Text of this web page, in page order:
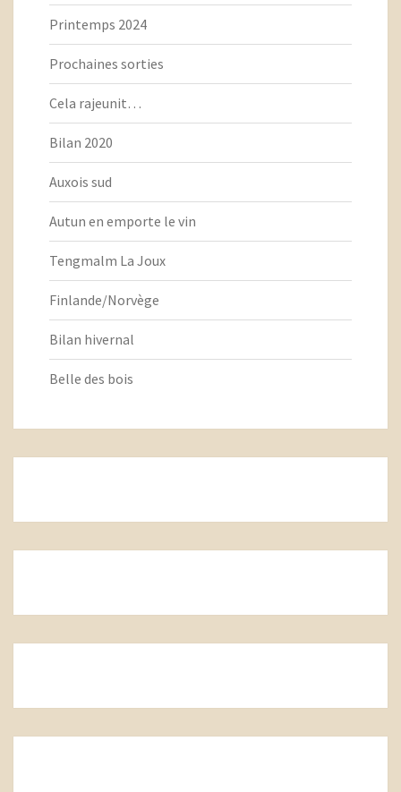
Printemps 2024
Prochaines sorties
Cela rajeunit…
Bilan 2020
Auxois sud
Autun en emporte le vin
Tengmalm La Joux
Finlande/Norvège
Bilan hivernal
Belle des bois